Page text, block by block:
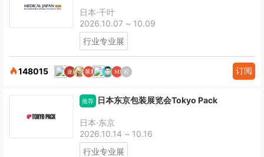
日本·千叶
2026.10.07 ~ 10.09
行业专业展
148015 订阅
推荐 日本东京包装展览会Tokyo Pack
日本·东京
2026.10.14 ~ 10.16
行业专业展